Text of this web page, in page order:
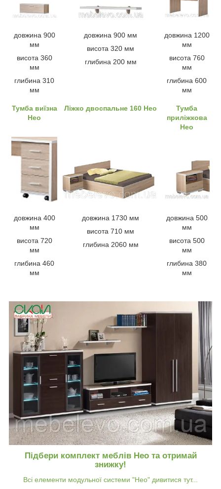
довжина 900
мм
висота 360
мм
глибина 310
мм
довжина 900 мм
висота 320 мм
глибина 200 мм
довжина 1200
мм
висота 760
мм
глибина 600
мм
Тумба виїзна
Нео
Ліжко двоспальне 160 Нео
Тумба
приліжкова
Нео
довжина 400
мм
висота 720
мм
глибина 460
мм
довжина 1730 мм
висота 710 мм
глибина 2060 мм
довжина 500
мм
висота 500
мм
глибина 380
мм
Підбери комплект меблів Нео та отримай
знижку!
Всі елементи модульної системи "Нео" дивитися тут...